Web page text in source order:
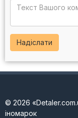
Надіслати
© 2026
іномарок